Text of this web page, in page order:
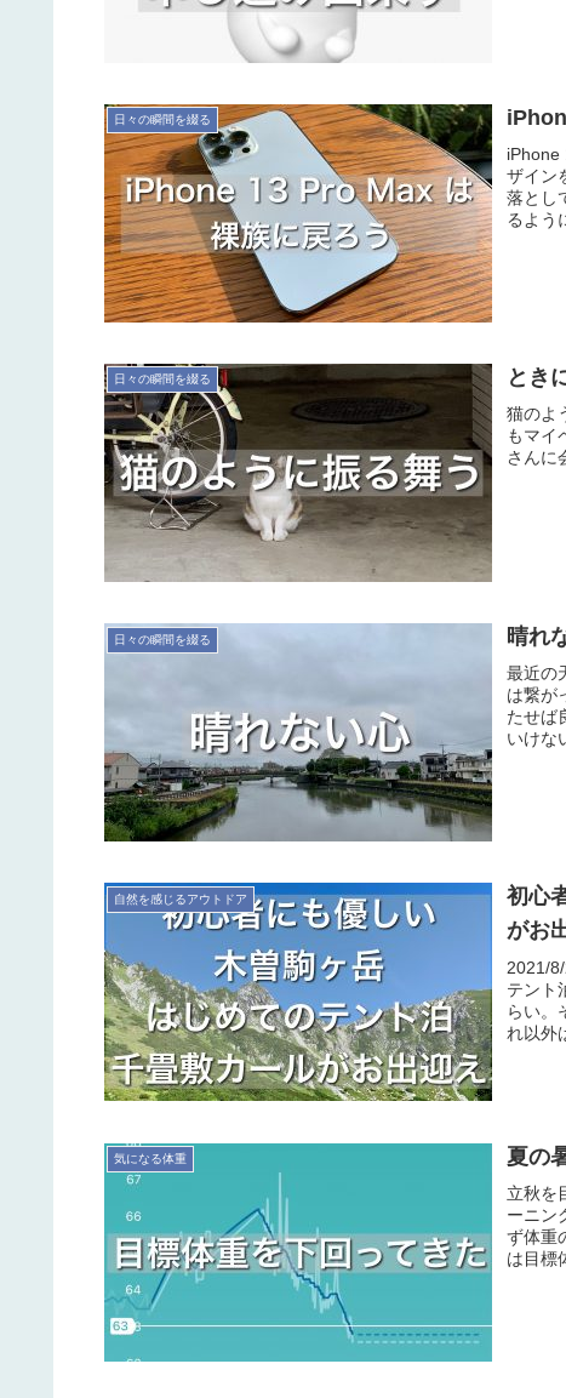
日々の瞬間を綴る
iPhone
ザイン
落とし
るよう
日々の瞬間を綴る とき
猫のよ
もマイ
さんに
日々の瞬間を綴る 晴れ
最近の
は繋が
たせば
いけな
自然を感じるアウトドア
初心
がお
2021/
テント
らい。
れ以外
気になる体重 夏の
立秋を
ーニン
ず体重
は目標